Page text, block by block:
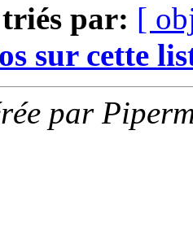
triés par: [
sur cette
par